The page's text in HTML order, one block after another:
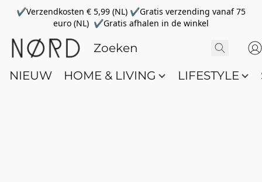
✔Verzendkosten € 5,99 (NL) ✔Gratis verzending vanaf 75
euro (NL) ✔Gratis afhalen in de winkel
NIEUW HOME & LIVING LIFESTYLE